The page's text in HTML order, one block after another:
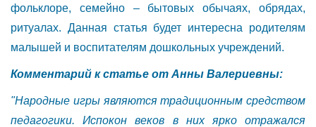
фольклоре, семейно – бытовых обычаях, обрядах,
ритуалах. Данная статья будет интересна родителям
малышей и воспитателям дошкольных учреждений.
Комментарий к статье от Анны Валериевны:
"Народные игры являются традиционным средством
педагогики. Испокон веков в них ярко отражался